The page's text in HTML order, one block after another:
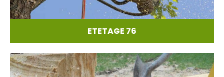
ETETAGE 76